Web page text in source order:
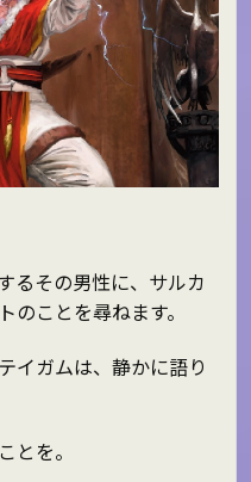
るその男性に、サルカ
のことを尋ねます。
イガムは、静かに語り
とを。